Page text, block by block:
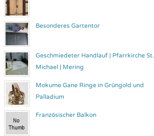
Besonderes Gartentor
Geschmiedeter Handlauf | Pfarrkirche St.
Michael | Mering
Mokume Gane Ringe in Grüngold und
Palladium
Französischer Balkon